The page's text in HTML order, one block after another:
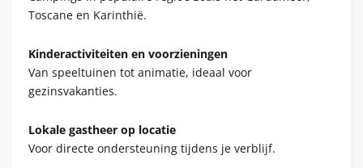
Toscane en Karinthië.
Kinderactiviteiten en voorzieningen
Van speeltuinen tot animatie, ideaal voor
gezinsvakanties.
Lokale gastheer op locatie
Voor directe ondersteuning tijdens je verblijf.